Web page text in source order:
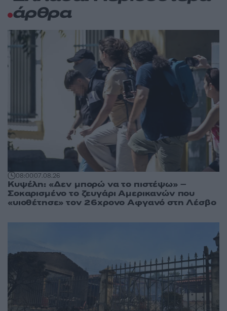
άρθρα
08:0007.08.26
Κυψέλη: «Δεν μπορώ να το πιστέψω» –
Σοκαρισμένο το ζευγάρι Αμερικανών που
«υιοθέτησε» τον 26χρονο Αφγανό στη Λέσβο